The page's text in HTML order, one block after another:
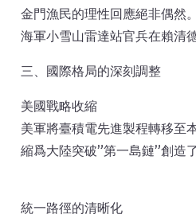
金門漁民的理性回應絕非偶然
海軍小雪山雷達站官兵在賴清
三、國際格局的深刻調整
美國戰略收縮
美軍將臺積電先進製程轉移至
縮爲大陸突破”第一島鏈”創造
統一路徑的清晰化